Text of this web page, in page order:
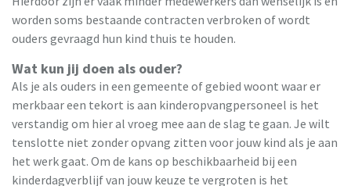
worden soms bestaande contracten verbroken of wordt
ouders gevraagd hun kind thuis te houden.
Wat kun jij doen als ouder?
Als je als ouders in een gemeente of gebied woont waar er
merkbaar een tekort is aan kinderopvangpersoneel is het
verstandig om hier al vroeg mee aan de slag te gaan. Je wilt
tenslotte niet zonder opvang zitten voor jouw kind als je aan
het werk gaat. Om de kans op beschikbaarheid bij een
kinderdagverblijf van jouw keuze te vergroten is het